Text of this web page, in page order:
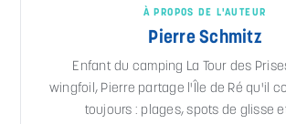
À PROPOS DE L'AUTEUR
Pierre Schmitz
Enfant du camping La Tour des
wingfoil, Pierre partage l'Île de Ré qu'il
toujours : plages, spots de glisse